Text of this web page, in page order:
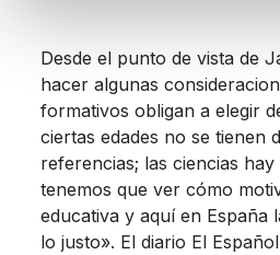
Desde el punto de vista de
hacer algunas
formativos obligan a elegir
ciertas edades no se tienen
referencias; las ciencias
tenemos que ver cómo
educativa y aquí en España
lo justo». El diario El